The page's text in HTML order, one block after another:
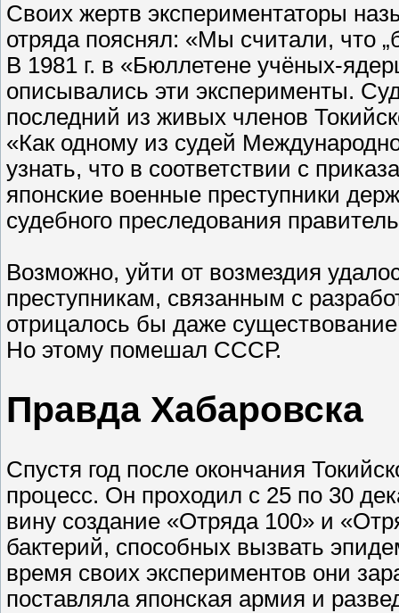
Своих жертв экспериментаторы
отряда пояснял: «Мы считали, что
В 1981 г. в «Бюллетене учёных-
описывались эти эксперименты.
последний из живых членов
«Как одному из судей
узнать, что в соответствии с
японские военные преступники
судебного преследования
Возможно, уйти от возмездия
преступникам, связанным с
отрицалось бы даже
Но этому помешал СССР.
Правда Хабаровска
Спустя год после окончания
процесс. Он проходил с 25 по 30
вину создание «Отряда 100» и
бактерий, способных вызвать
время своих экспериментов они
поставляла японская армия и